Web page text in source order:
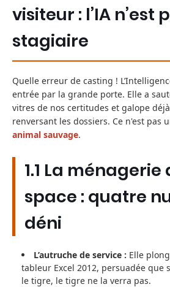
visiteur : l’IA n’est
stagiaire
Quelle erreur de casting !
entrée par la grande porte. Elle a
vitres de nos certitudes et galope
renversant les dossiers. Ce n'est pas
animal sauvage.
1.1 La
space : quatre
déni
L’autruche de service : Elle
tableur Excel 2012, persuadée que
le tigre, le tigre ne la verra pas.